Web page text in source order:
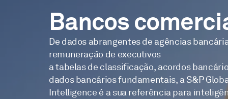
Bancos
De dados abrangentes de agências
remuneração de executivos
a tabelas de classificação, acordos
dados bancários fundamentais, a S&P
Intelligence é a sua referência para